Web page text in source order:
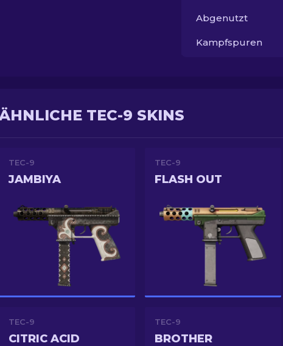
Abgenutzt
Kampfspuren
TEC-9 SKINS
TEC-9
JAMBIYA
TEC-9
FLASH OUT
TEC-9
CITRIC ACID
TEC-9
BROTHER